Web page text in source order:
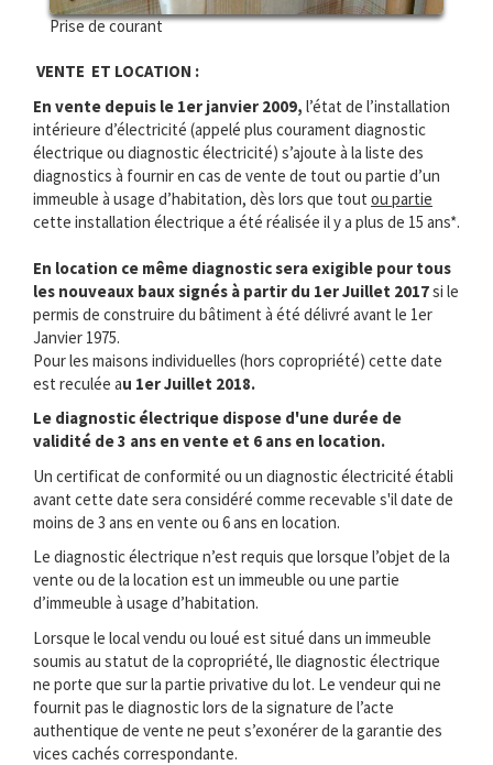
Prise de courant
VENTE ET LOCATION :
En vente depuis le 1er janvier 2009, l’état de l’installation
intérieure d’électricité (appelé plus courament diagnostic
électrique ou diagnostic électricité) s’ajoute à la liste des
diagnostics à fournir en cas de vente de tout ou partie d’un
immeuble à usage d’habitation, dès lors que tout ou partie
cette installation électrique a été réalisée il y a plus de 15 ans*.
En location ce même diagnostic sera exigible pour tous
les nouveaux baux signés à partir du 1er Juillet 2017si le
permis de construire du bâtiment à été délivré avant le 1er
Janvier 1975.
Pour les maisons individuelles (hors copropriété) cette date
est reculée au 1er Juillet 2018.
Le diagnostic électrique dispose d'une durée de
validité de 3 ans en vente et 6 ans en location.
Un certificat de conformité ou un diagnostic électricité établi
avant cette date sera considéré comme recevable s'il date de
moins de 3 ans en vente ou 6 ans en location.
Le diagnostic électrique n’est requis que lorsque l’objet de la
vente ou de la location est un immeuble ou une partie
d’immeuble à usage d’habitation.
Lorsque le local vendu ou loué est situé dans un immeuble
soumis au statut de la copropriété, lle diagnostic électrique
ne porte que sur la partie privative du lot. Le vendeur qui ne
fournit pas le diagnostic lors de la signature de l’acte
authentique de vente ne peut s’exonérer de la garantie des
vices cachés correspondante.